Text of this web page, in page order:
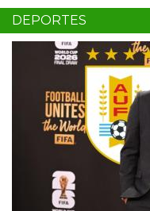
DEPORTES